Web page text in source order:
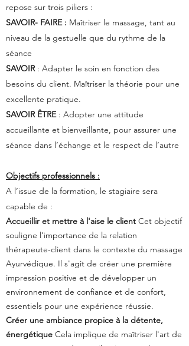
repose sur trois piliers :
SAVOIR- FAIRE : Maîtriser le massage, tant au
niveau de la gestuelle que du rythme de la
séance
SAVOIR : Adapter le soin en fonction des
besoins du client. Maîtriser la théorie pour une
excellente pratique.
SAVOIR ÊTRE: Adopter une attitude
accueillante et bienveillante, pour assurer une
séance dans l’échange et le respect de l’autre
Objectifs professionnels :
A l’issue de la formation, le stagiaire sera
capable de :
Accueillir et mettre à l'aise le client Cet objectif
souligne l'importance de la relation
thérapeute-client dans le contexte du massage
Ayurvédique. Il s'agit de créer une première
impression positive et de développer un
environnement de confiance et de confort,
essentiels pour une expérience réussie.
Créer une ambiance propice à la détente,
énergétique Cela implique de maîtriser l'art de